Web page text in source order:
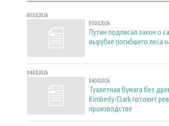
05.08.2026
05.08.2026
Путин подписал закон о
вырубке погибшего леса
04.08.2026
04.08.2026
Туалетная бумага без
Kimberly-Clark готовит
производстве